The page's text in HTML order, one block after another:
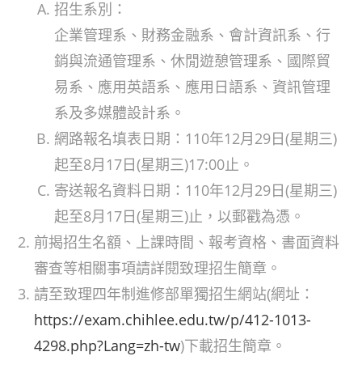
招生系別：
企業管理系、財務金融系、會計資訊系、行
銷與流通管理系、休閒遊憩管理系、國際貿
易系、應用英語系、應用日語系、資訊管理
系及多媒體設計系。
網路報名填表日期：110年12月29日(星期三)
起至8月17日(星期三)17:00止。
寄送報名資料日期：110年12月29日(星期三)
起至8月17日(星期三)止，以郵戳為憑。
前揭招生名額、上課時間、報考資格、書面資料
審查等相關事項請詳閱致理招生簡章。
請至致理四年制進修部單獨招生網站(網址：
https://exam.chihlee.edu.tw/p/412-1013-
4298.php?Lang=zh-tw)下載招生簡章。